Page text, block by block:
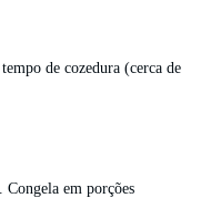
de cozedura (cerca de
em porções